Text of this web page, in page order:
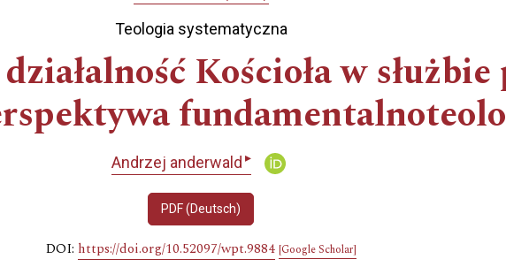
Teologia systematyczna
Kościoła w
Andrzej anderwald ▸
PDF (Deutsch)
DOI: https://doi.org/10.52097/wpt.9884 [Google Scholar]